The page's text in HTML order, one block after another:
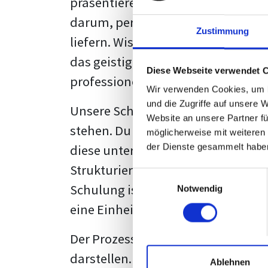
Zustimmung
Diese Webseite verwendet
Wir verwenden Cookies,
und die Zugriffe auf unsere
Website an unsere Partner
möglicherweise mit
der Dienste gesammelt
Notwendig
Ablehnen
darum, persönliche Meinungen
liefern. Wissenschaftliche Texte,
das geistige Eigentum des
professionell zu kommunizieren.
Unsere Schulung wurde mit Blick
stehen. Du wirst nicht nur
diese unter Zuhilfenahme von
Strukturierung ist ebenso
Schulung ist so konzipiert, dass
eine Einheitslösung zu bieten.
Der Prozess des
darstellen. Jedoch, ausgestattet